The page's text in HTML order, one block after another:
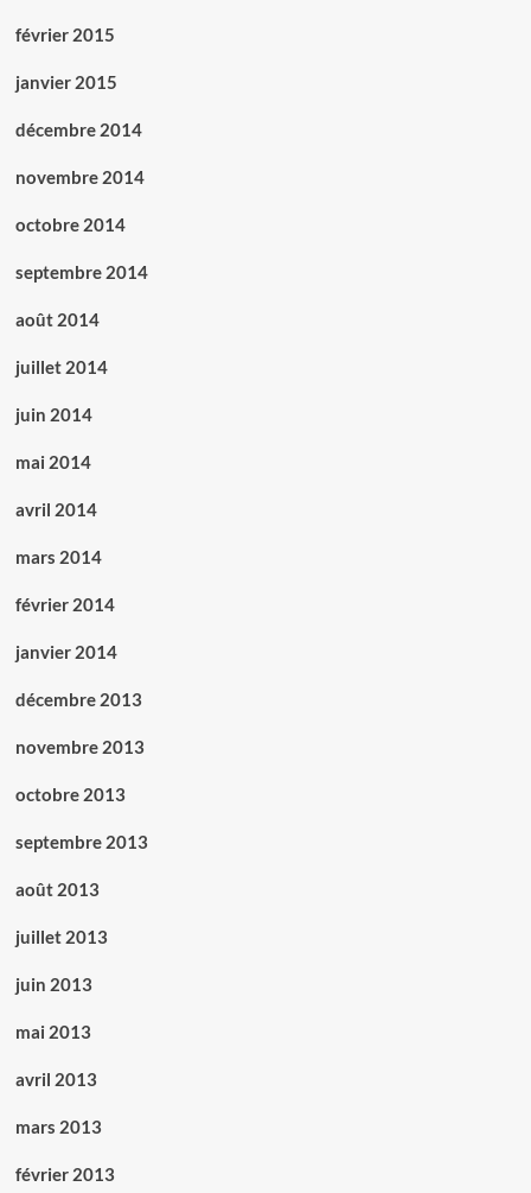
février 2015
janvier 2015
décembre 2014
novembre 2014
octobre 2014
septembre 2014
août 2014
juillet 2014
juin 2014
mai 2014
avril 2014
mars 2014
février 2014
janvier 2014
décembre 2013
novembre 2013
octobre 2013
septembre 2013
août 2013
juillet 2013
juin 2013
mai 2013
avril 2013
mars 2013
février 2013